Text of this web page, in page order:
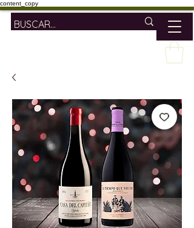
content_copy